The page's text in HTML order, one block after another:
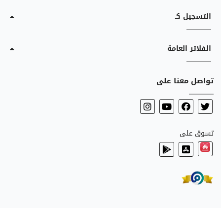
التسجيل كـ
الفلاتر العامة
تواصل معنا على
تسوق على